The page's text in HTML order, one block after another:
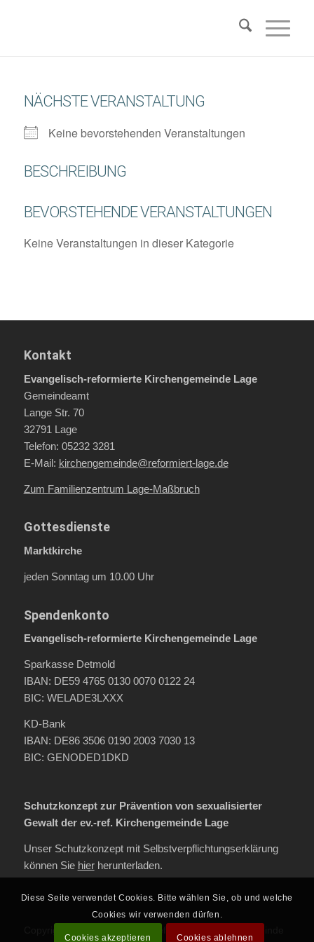
NÄCHSTE VERANSTALTUNG
Keine bevorstehenden Veranstaltungen
BESCHREIBUNG
BEVORSTEHENDE VERANSTALTUNGEN
Keine Veranstaltungen in dieser Kategorie
Kontakt
Evangelisch-reformierte Kirchengemeinde Lage
Gemeindeamt
Lange Str. 70
32791 Lage
Telefon: 05232 3281
E-Mail: kirchengemeinde@reformiert-lage.de
Zum Familienzentrum Lage-Maßbruch
Gottesdienste
Marktkirche
jeden Sonntag um 10.00 Uhr
Spendenkonto
Evangelisch-reformierte Kirchengemeinde Lage
Sparkasse Detmold
IBAN: DE59 4765 0130 0070 0122 24
BIC: WELADE3LXXX
KD-Bank
IBAN: DE86 3506 0190 2003 7030 13
BIC: GENODED1DKD
Schutzkonzept zur Prävention von sexualisierter
Gewalt der ev.-ref. Kirchengemeinde Lage
Unser Schutzkonzept mit Selbstverpflichtungserklärung
können Sie hierherunterladen.
Diese Seite verwendet Cookies. Bitte wählen Sie, ob und welche
Cookies wir verwenden dürfen.
Cookies akzeptieren Cookies ablehnen